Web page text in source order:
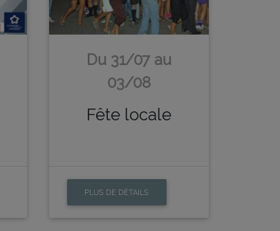
Du 31/07 au
03/08
Fête locale
PLUS DE DÉTAILS